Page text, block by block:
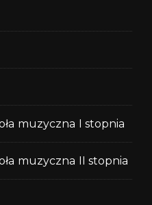
muzyczna I stopnia
muzyczna II stopnia